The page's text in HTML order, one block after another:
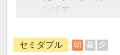
ンです。
できるダイナミッ
ら、一都市滞在は
セミダブル 朝 昼 夕